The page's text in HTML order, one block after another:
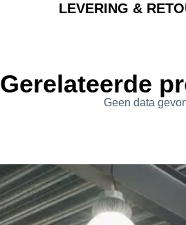
LEVERING &
Gerelateerde
Geen data